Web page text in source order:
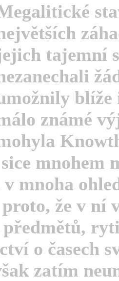
tajemní
známé
mnohem
v mnoha
že v ní
o časech
zatím